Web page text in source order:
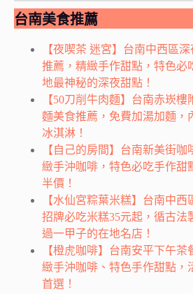
台南美食推薦
【夜喫茶 迷宮】台南中西區
推薦，精緻手作甜點，特色必
地最神秘的深夜甜點！
【50刀削牛肉麵】台南赤崁樓
麵美食推薦，免費加湯加麵，
冰淇淋！
【自己的房間】台南新美街咖
緻手沖咖啡，特色必吃手作甜
半價！
【水仙宮粽葉米糕】台南中西
招牌必吃米糕35元起，循古法
過一甲子的在地名店！
【橙虎咖啡】台南安平下午茶
緻手沖咖啡、特色手作甜點，
首選！